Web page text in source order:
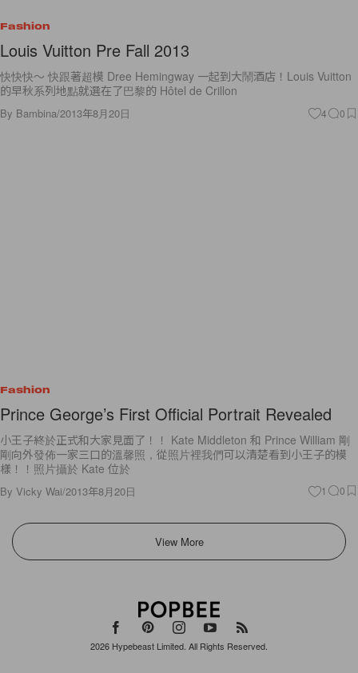
Fashion
Louis Vuitton Pre Fall 2013
快快快～ 快跟著超模 Dree Hemingway 一起到大鬧酒店！Louis Vuitton
的早秋系列地點就選在了巴黎的 Hôtel de Crillon
By Bambina/2013年8月20日 4 0
Fashion
Prince George’s First Official Portrait Revealed
小王子終於正式和大家見面了！！ Kate Middleton 和 Prince William 剛
剛向外發佈一家三口的溫馨照，從照片裡我們可以清楚看到小王子的模
樣！！照片攝於 Kate 位於
By Vicky Wai/2013年8月20日 1 0
View More
2026 Hypebeast Limited . All Rights Reserved.